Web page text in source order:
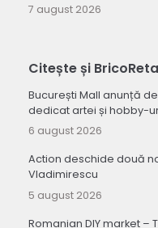
7 august 2026
Citește și
București Mall anunță
dedicat artei și hobby-
6 august 2026
Action deschide două
Vladimirescu
5 august 2026
Romanian DIY market –